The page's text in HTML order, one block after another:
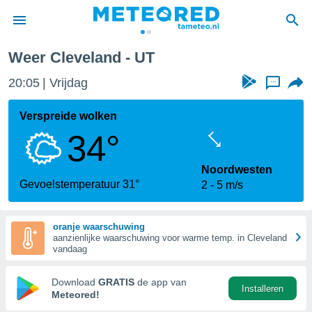
door
verstrekte
hoge
hebt de
voor
op basis
Weer Cleveland - UT
20:05 Vrijdag ...
Verspreide wolken
34°
Gevoelstemperatuur 31°
Noordwesten
2
5 m/s
oranje waarschuwing
aanzienlijke waarschuwing voor warme temp. in Cleveland
vandaag
Download GRATIS de app van
Meteored!
Installeren